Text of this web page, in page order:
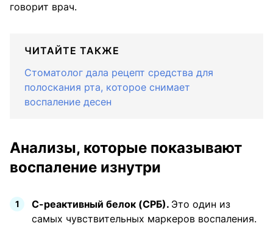
говорит врач.
ЧИТАЙТЕ ТАКЖЕ
Стоматолог дала рецепт средства для
полоскания рта, которое снимает
воспаление десен
Анализы, которые показывают
воспаление изнутри
С-реактивный белок (СРБ). Это один из
самых чувствительных маркеров воспаления.